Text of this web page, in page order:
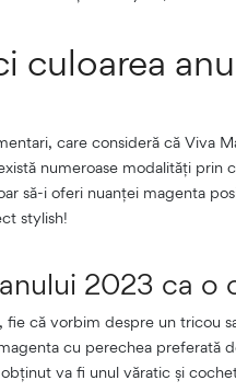
culoarea
care consideră că Viva
numeroase modalități prin
să-i oferi nuanței magenta
stylish!
2023 ca o
fie că vorbim despre un tricou
cu perechea preferată
va fi unul văratic și